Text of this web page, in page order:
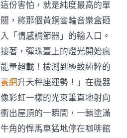
份害怕，就是純度最高的單
，將那個黃銅齒輪音樂盒砸
「情感調節器」的輸入口。
著，彈珠臺上的燈光開始瘋
量超載！檢測到極致純粹的
網升天秤座運勢！」在機器
彩虹一樣的光束筆直地射向
出屋頂的一瞬間，一輛塗滿
角的悍馬車猛地停在咖啡館